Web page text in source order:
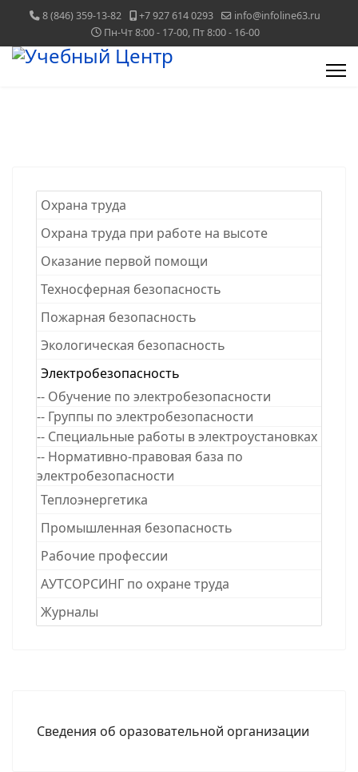
8 (846) 359-13-82 +7 927 614 0293
info@infoline63.ru
Пн-Чт 8:00 - 17-00, Пт 8:00 - 16-00
Охрана труда
Охрана труда при работе на высоте
Оказание первой помощи
Техносферная безопасность
Пожарная безопасность
Экологическая безопасность
Электробезопасность
-- Обучение по электробезопасности
-- Группы по электробезопасности
-- Специальные работы в электроустановках
-- Нормативно-правовая база по
электробезопасности
Теплоэнергетика
Промышленная безопасность
Рабочие професcии
АУТСОРСИНГ по охране труда
Журналы
Сведения об оразовательной организации